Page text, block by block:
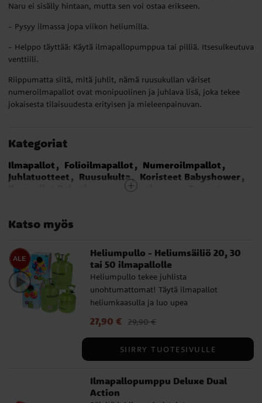
Naru ei sisälly hintaan, mutta sen voi ostaa erikseen.
- Pysyy ilmassa jopa viikon heliumilla.
- Helppo täyttää: Käytä ilmapallopumppua tai pilliä. Itsesulkeutuva
venttiili.
Riippumatta siitä, mitä juhlit, nämä ruusukullan väriset
numeroilmapallot ovat monipuolinen ja juhlava lisä, joka tekee
jokaisesta tilaisuudesta erityisen ja mieleenpainuvan.
Kategoriat
Ilmapallot Folioilmapallot
Numeroilmpallot
Juhlatuotteet
Ruusukulta
Koristeet Babyshower
Babyshower
Yksisarvissynttärit
Katso myös
Heliumpullo - Heliumsäiliö 20, 30
tai 50 ilmapallolle
Heliumpullo tekee juhlista
unohtumattomat! Täytä ilmapallot
heliumkaasulla ja luo upea
tai muihin juhliin. Heliumtäyttöpullo sopii
täyttämiseen - lateksi-ilmapalloille,
kirjainilmapalloille sekä airwalker-
ilmapalloille. Heliumpullo on saatavana
Nykyinen hinta:27,90 €
27,90 € 29,90 €
SIIRRY TUOTESIVULLE
Ilmapallopumppu Deluxe Dual
Action